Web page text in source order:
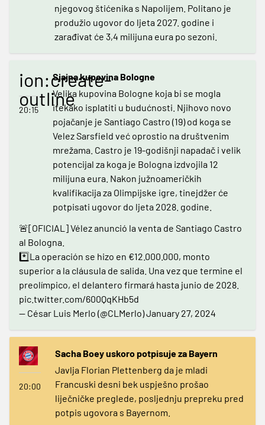
njegovog štićenika s Napolijem. Politano je
produžio ugovor do ljeta 2027. godine i
zarađivat će 3,4 milijuna eura po sezoni.
ion:create-
outline
20:15
Sjajna kupovina Bologne
Velika kupovina Bologne koja bi se mogla
itekako isplatiti u budućnosti. Njihovo novo
pojačanje je Santiago Castro (19) od koga se
Velez Sarsfield već oprostio na društvenim
mrežama. Castro je 19-godišnji napadač i velik
potencijal za koga je Bologna izdvojila 12
milijuna eura. Nakon južnoameričkih
kvalifikacija za Olimpijske igre, tinejdžer će
potpisati ugovor do ljeta 2028. godine.
🚨[OFICIAL] Vélez anunció la venta de Santiago Castro
al Bologna.
*️⃣La operación se hizo en €12.000.000, monto
superior a la cláusula de salida. Una vez que termine el
preolímpico, el delantero firmará hasta junio de 2028.
pic.twitter.com/600QqKHb5d
— César Luis Merlo (@CLMerlo)January 27, 2024
20:00
Sacha Boey uskoro potpisuje za Bayern
Javlja Florian Plettenberg da je mladi
Francuski desni bek uspješno prošao
liječničke preglede, posljednju prepreku pred
potpis ugovora s Bayernom.